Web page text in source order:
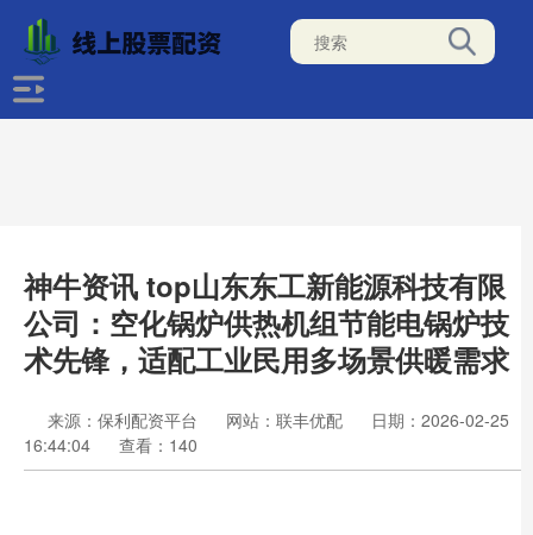
神牛资讯 top山东东工新能源科技有限
公司：空化锅炉供热机组节能电锅炉技
术先锋，适配工业民用多场景供暖需求
来源：保利配资平台 网站：联丰优配
日期：2026-02-25
16:44:04
查看：140